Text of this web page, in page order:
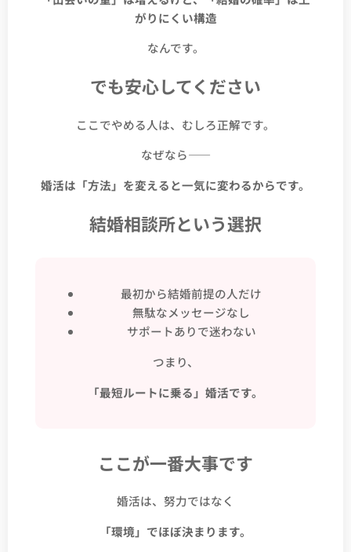
がりにくい構造
なんです。
でも安心してください
ここでやめる人は、むしろ正解です。
なぜなら――
婚活は「方法」を変えると一気に変わるからです。
結婚相談所という選択
最初から結婚前提の人だけ
無駄なメッセージなし
サポートありで迷わない
つまり、
「最短ルートに乗る」婚活です。
ここが一番大事です
婚活は、努力ではなく
「環境」でほぼ決まります。